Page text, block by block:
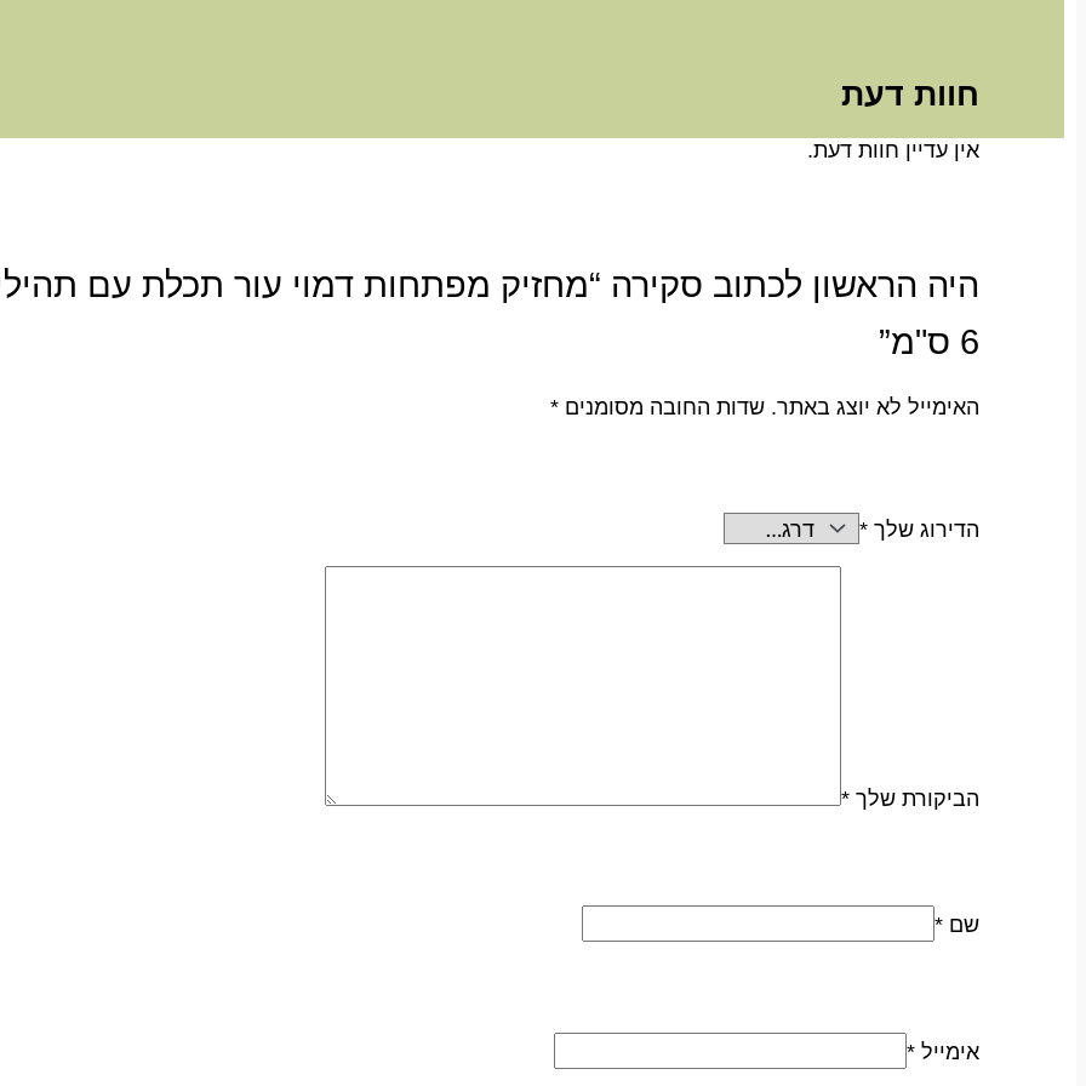
חוות דעת
אין עדיין חוות דעת.
היה הראשון לכתוב סקירה “מחזיק מפתחות דמוי עור תכלת עם
6 ס"מ”
האימייל לא יוצג באתר. שדות החובה מסומנים *
הדירוג שלך *
הביקורת שלך *
שם *
אימייל *